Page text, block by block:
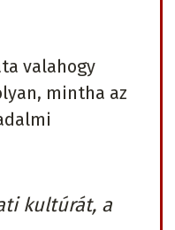
valahogy
mintha az
kultúrát, a